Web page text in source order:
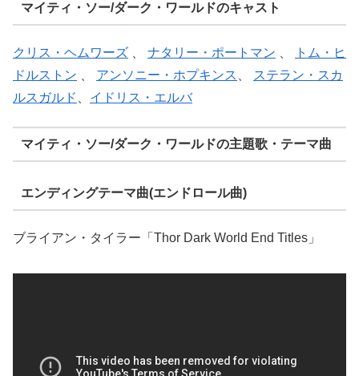
マイティ・ソー/ダーク・ワールドのキャスト
クリス・ヘムワーズ ナタリー・ポートマン
トム・ヒ
ドルストン
アンソニー・ホプキンス
ステラン・スカ
ルスガルド
イドリス・エルバ
マイティ・ソー/ダーク・ワールドの主題歌・テーマ曲
エンディングテーマ曲(エンドロール曲)
ブライアン・タイラー「Thor Dark World End Titles」